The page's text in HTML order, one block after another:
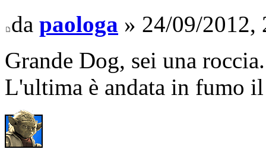
da paologa » 24/09/2012,
Grande Dog, sei una
L'ultima è andata in fumo